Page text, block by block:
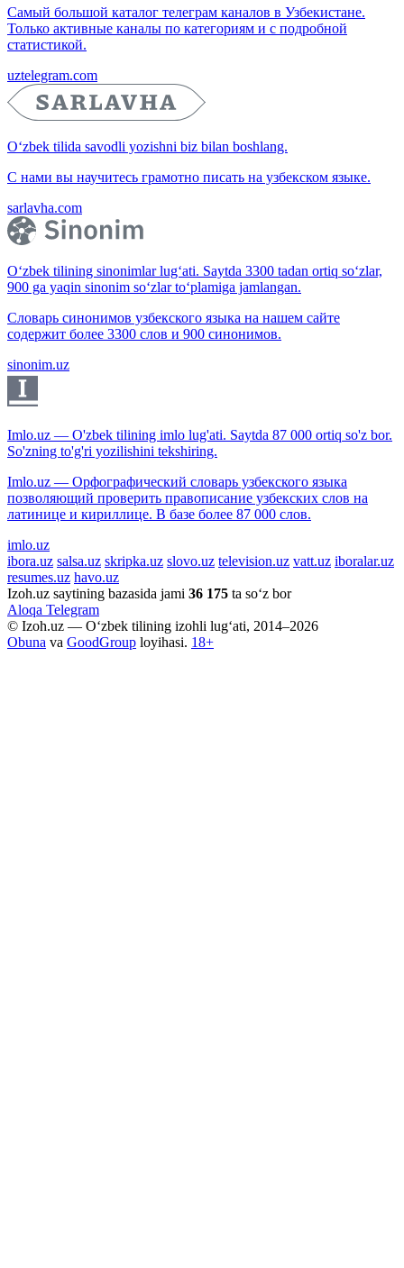
Самый большой каталог телеграм каналов в Узбекистане.
Только активные каналы по категориям и с подробной
статистикой.
uztelegram.com
O‘zbek tilida savodli yozishni biz bilan boshlang.
С нами вы научитесь грамотно писать на узбекском языке.
sarlavha.com
O‘zbek tilining sinonimlar lug‘ati. Saytda 3300 tadan ortiq so‘zlar,
900 ga yaqin sinonim so‘zlar to‘plamiga jamlangan.
Словарь синонимов узбекского языка на нашем сайте
содержит более 3300 слов и 900 синонимов.
sinonim.uz
Imlo.uz — O'zbek tilining imlo lug'ati. Saytda 87 000 ortiq so'z bor.
So'zning to'g'ri yozilishini tekshiring.
Imlo.uz — Орфографический словарь узбекского языка
позволяющий проверить правописание узбекских слов на
латинице и кириллице. В базе более 87 000 слов.
imlo.uz
ibora.uz salsa.uz skripka.uz slovo.uz television.uz vatt.uz iboralar.uz
resumes.uz havo.uz
Izoh.uz saytining bazasida jami 36 175 ta so‘z bor
Aloqa Telegram
© Izoh.uz — O‘zbek tilining izohli lug‘ati, 2014–2026
Obuna va GoodGroup loyihasi. 18+